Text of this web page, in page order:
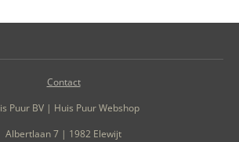
Contact
Puur BV | Huis Puur Webshop
Albertlaan 7 | 1982 Elewijt